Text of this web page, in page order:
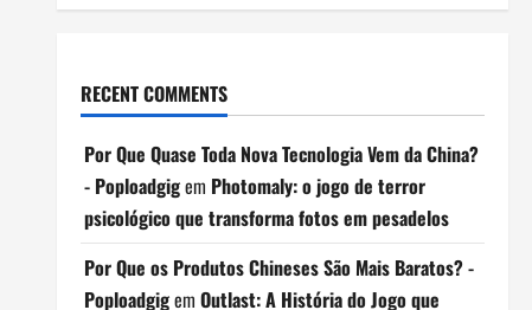
RECENT COMMENTS
Por Que Quase Toda Nova Tecnologia Vem da China?
- Poploadgigem Photomaly: o jogo de terror
psicológico que transforma fotos em pesadelos
Por Que os Produtos Chineses São Mais Baratos? -
Poploadgigem Outlast: A História do Jogo que